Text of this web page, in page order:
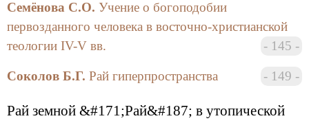
«Рай виртуальный»: образ рая в искусстве и
литературе:
Исторические трансформации образа рая;
Семёнова С.О. Учение о богоподобии
первозданного человека в восточно-христианской
теологии IV-V вв.
145
Соколов Б.Г. Рай гиперпространства 149
Рай земной &#171;Рай&#187; в утопической